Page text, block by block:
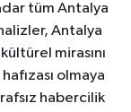
tüm Antalya
Antalya
mirasını
olmaya
habercilik